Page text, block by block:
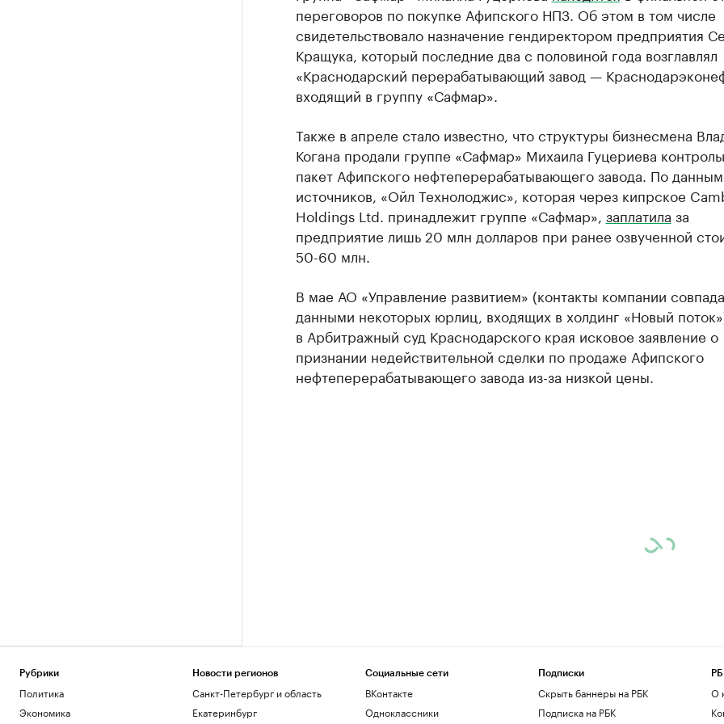
переговоров по покупке Афипского НПЗ. Об этом в том числе
свидетельствовало назначение гендиректором предприятия
Кращука, который последние два с половиной года возглавлял
«Краснодарский перерабатывающий завод —
входящий в группу «Сафмар».
Также в апреле стало известно, что структуры бизнесмена
Когана продали группе «Сафмар» Михаила Гуцериева
пакет Афипского нефтеперерабатывающего завода. По данным
источников, «Ойл Технолоджис», которая через кипрское
Holdings Ltd. принадлежит группе «Сафмар», заплатила за
предприятие лишь 20 млн долларов при ранее озвученной
50-60 млн.
В мае АО «Управление развитием» (контакты компании
данными некоторых юрлиц, входящих в холдинг «Новый
в Арбитражный суд Краснодарского края исковое заявление о
признании недействительной сделки по продаже Афипского
нефтеперерабатывающего завода из-за низкой цены.
Рубрики
Политика
Экономика
Новости регионов
Санкт-Петербург и область
Екатеринбург
Социальные сети
ВКонтакте
Одноклассники
Подписки
Скрыть баннеры на РБК
Подписка на РБК
О